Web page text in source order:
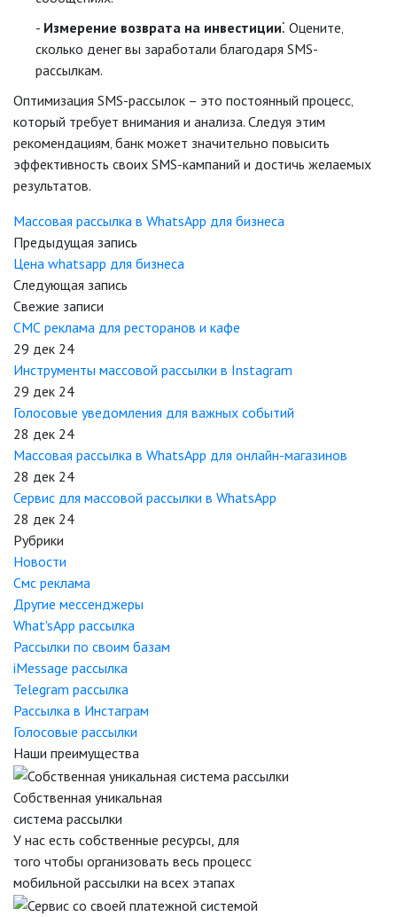
Свежие записи
СМС реклама для ресторанов и кафе
29 дек 24
Инструменты массовой рассылки в Instagram
29 дек 24
Голосовые уведомления для важных событий
28 дек 24
Массовая рассылка в WhatsApp для онлайн-магазинов
28 дек 24
Сервис для массовой рассылки в WhatsApp
28 дек 24
Рубрики
Новости
Смс реклама
Другие мессенджеры
What'sApp рассылка
Рассылки по своим базам
iMessage рассылка
Telegram рассылка
Рассылка в Инстаграм
Голосовые рассылки
Измерение возврата на инвестиции⁚ Оцените‚
сколько денег вы заработали благодаря SMS-
рассылкам.
Оптимизация SMS-рассылок – это постоянный процесс‚
который требует внимания и анализа. Следуя этим
рекомендациям‚ банк может значительно повысить
эффективность своих SMS-кампаний и достичь желаемых
результатов.
Массовая рассылка в WhatsApp для бизнеса
Предыдущая запись
Цена whatsapp для бизнеса
Следующая запись
Наши преимущества
Собственная уникальная
система рассылки
У нас есть собственные ресурсы, для
того чтобы организовать весь процесс
мобильной рассылки на всех этапах